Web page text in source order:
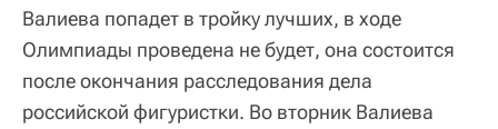
Валиева попадет в тройку лучших, в ходе
Олимпиады проведена не будет, она состоится
после окончания расследования дела
российской фигуристки. Во вторник Валиева